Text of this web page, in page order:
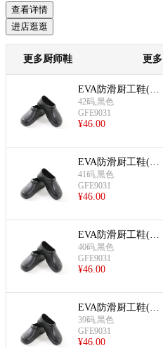
查看详情
进店逛逛
更多厨师鞋 更多
EVA防滑厨工鞋(42
码)
42码,黑色
GFE9031
¥46.00
EVA防滑厨工鞋(41
码)
41码,黑色
GFE9031
¥46.00
EVA防滑厨工鞋(40
码)
40码,黑色
GFE9031
¥46.00
EVA防滑厨工鞋(39
码)
39码,黑色
GFE9031
¥46.00